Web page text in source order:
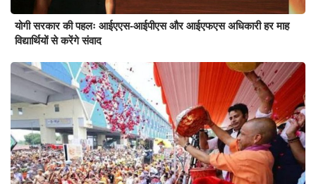
योगी सरकार की पहलः आईएएस-आईपीएस और आईएफएस अधिकारी हर माह
विद्यार्थियों से करेंगे संवाद